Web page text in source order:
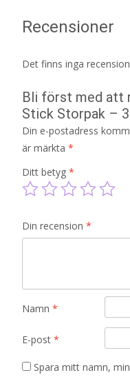
Recensioner
Det finns inga
Bli först med att
Stick Storpak –
Din e-postadress
är märkta *
Ditt betyg *
Din recension *
Namn *
E-post *
Spara mitt namn,